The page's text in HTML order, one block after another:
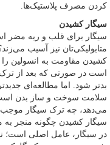
کردن مصرف پلاستیک‌ها.
سیگار کشیدن
سیگار برای قلب و ریه مضر
متابولیکی‌تان نیز آسیب
کشیدن مقاومت به انسولین
است در صورتی که بعد از ترک
بدتر شود. اما مطالعه‌ای
سلامت سوخت و ساز بدن است
می‌دهد، چه ترک سیگار موجب
سیگار کشیدن چگونه منجر به
در سیگار، عامل اصلی است؛